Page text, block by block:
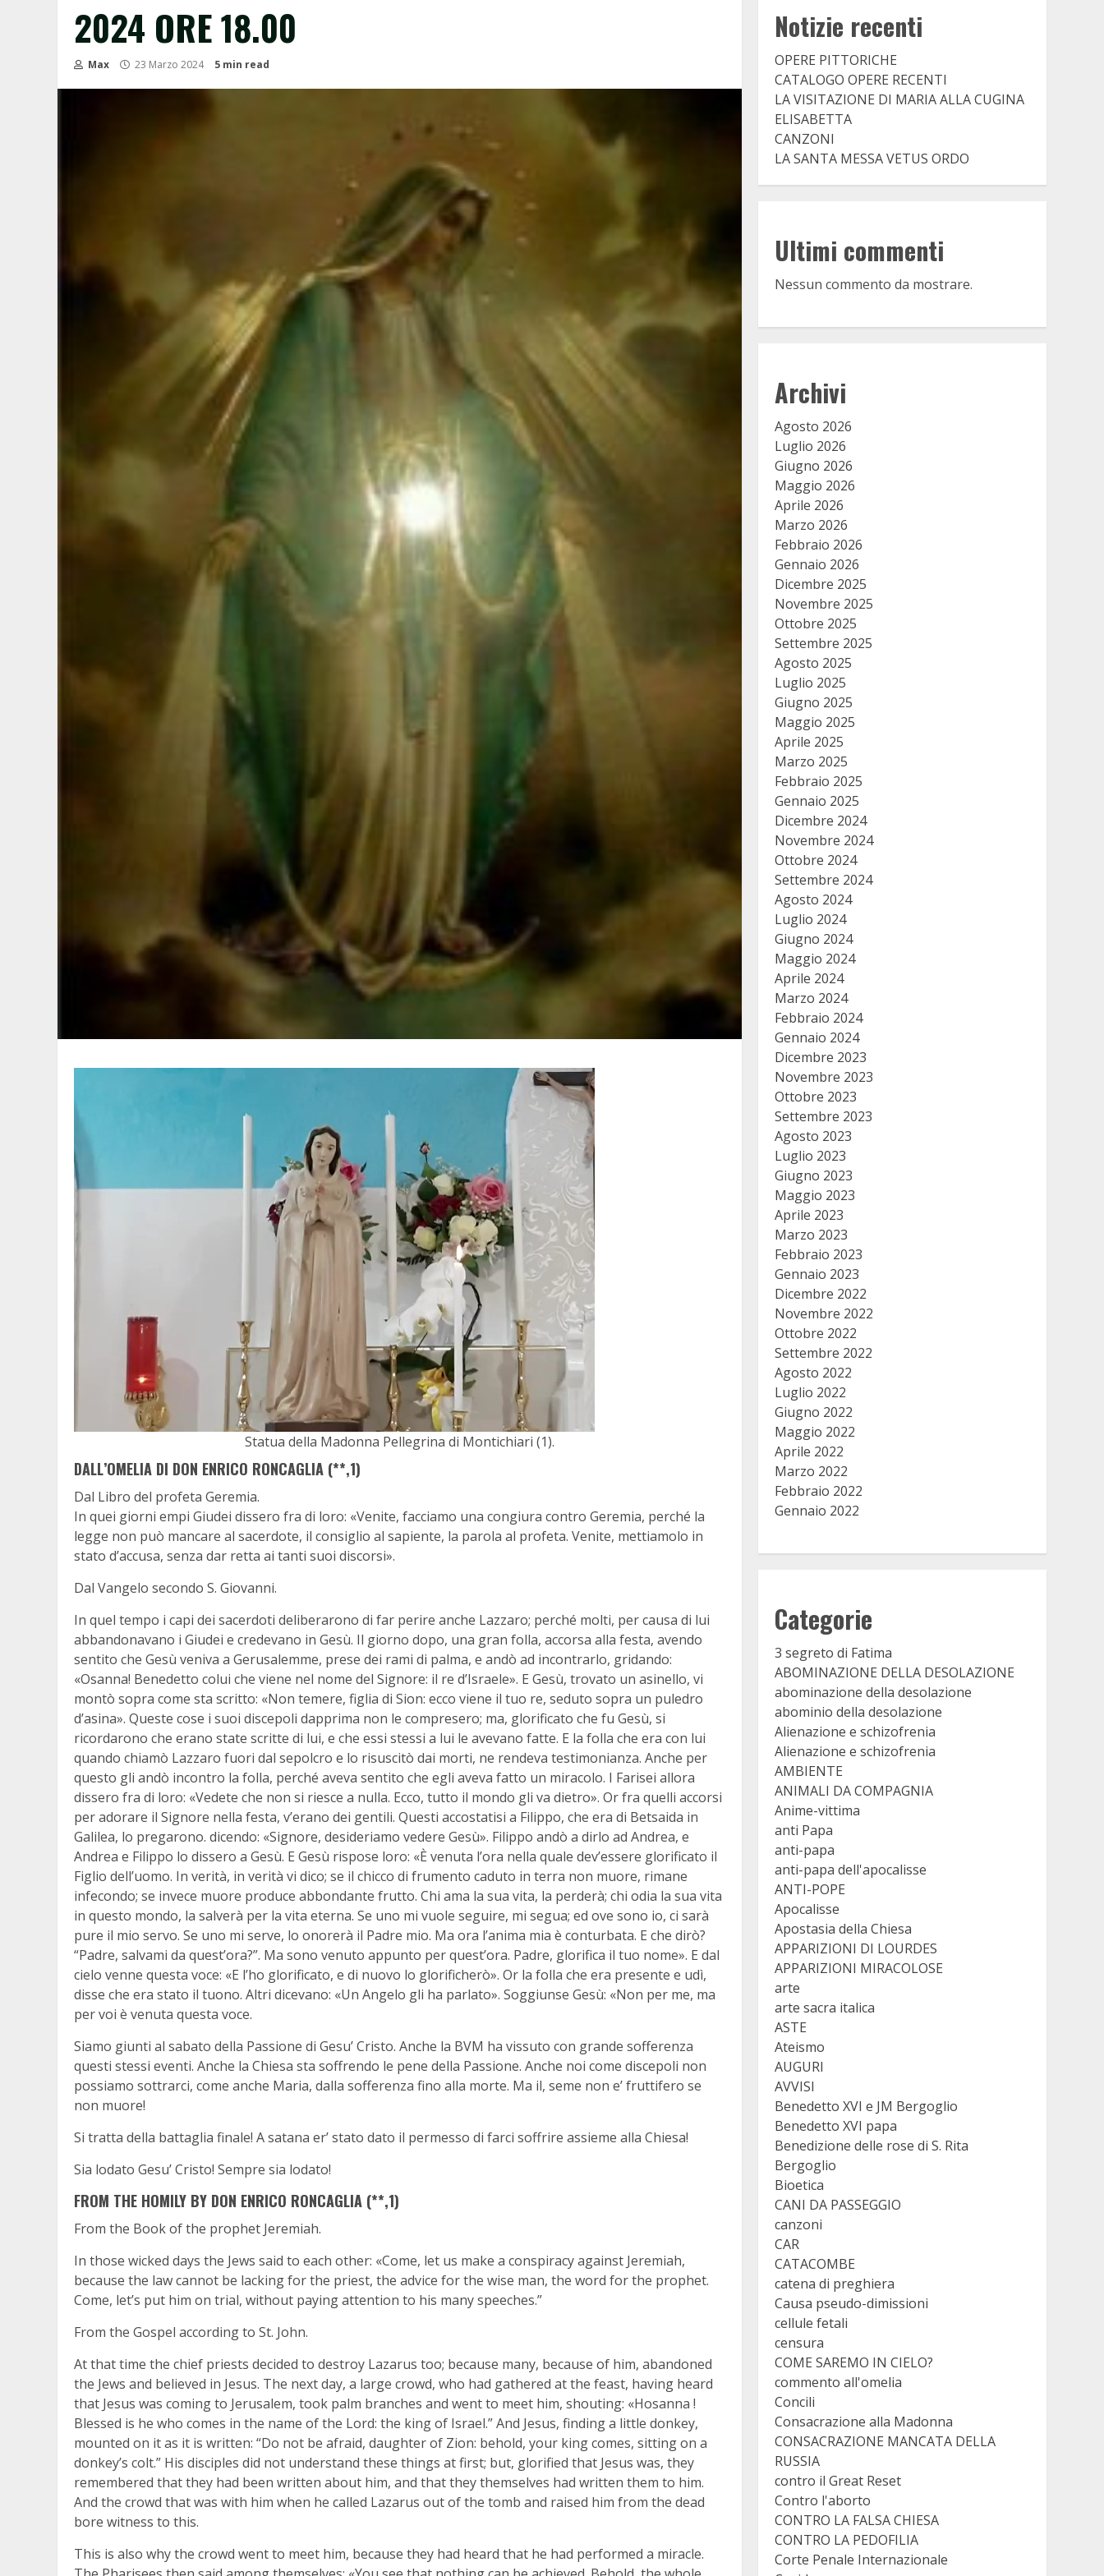
2024 ORE 18.00
Max 23 Marzo 2024 5 min read
Statua della Madonna Pellegrina di Montichiari (1).
DALL’OMELIA DI DON ENRICO RONCAGLIA (**,1)
Dal Libro del profeta Geremia.
In quei giorni empi Giudei dissero fra di loro: «Venite, facciamo una congiura contro Geremia, perché la
legge non può mancare al sacerdote, il consiglio al sapiente, la parola al profeta. Venite, mettiamolo in
stato d’accusa, senza dar retta ai tanti suoi discorsi».
Dal Vangelo secondo S. Giovanni.
In quel tempo i capi dei sacerdoti deliberarono di far perire anche Lazzaro; perché molti, per causa di lui
abbandonavano i Giudei e credevano in Gesù. Il giorno dopo, una gran folla, accorsa alla festa, avendo
sentito che Gesù veniva a Gerusalemme, prese dei rami di palma, e andò ad incontrarlo, gridando:
«Osanna! Benedetto colui che viene nel nome del Signore: il re d’Israele». E Gesù, trovato un asinello, vi
montò sopra come sta scritto: «Non temere, figlia di Sion: ecco viene il tuo re, seduto sopra un puledro
d’asina». Queste cose i suoi discepoli dapprima non le compresero; ma, glorificato che fu Gesù, si
ricordarono che erano state scritte di lui, e che essi stessi a lui le avevano fatte. E la folla che era con lui
quando chiamò Lazzaro fuori dal sepolcro e lo risuscitò dai morti, ne rendeva testimonianza. Anche per
questo gli andò incontro la folla, perché aveva sentito che egli aveva fatto un miracolo. I Farisei allora
dissero fra di loro: «Vedete che non si riesce a nulla. Ecco, tutto il mondo gli va dietro». Or fra quelli accorsi
per adorare il Signore nella festa, v’erano dei gentili. Questi accostatisi a Filippo, che era di Betsaida in
Galilea, lo pregarono. dicendo: «Signore, desideriamo vedere Gesù». Filippo andò a dirlo ad Andrea, e
Andrea e Filippo lo dissero a Gesù. E Gesù rispose loro: «È venuta l’ora nella quale dev’essere glorificato il
Figlio dell’uomo. In verità, in verità vi dico; se il chicco di frumento caduto in terra non muore, rimane
infecondo; se invece muore produce abbondante frutto. Chi ama la sua vita, la perderà; chi odia la sua vita
in questo mondo, la salverà per la vita eterna. Se uno mi vuole seguire, mi segua; ed ove sono io, ci sarà
pure il mio servo. Se uno mi serve, lo onorerà il Padre mio. Ma ora l’anima mia è conturbata. E che dirò?
“Padre, salvami da quest’ora?”. Ma sono venuto appunto per quest’ora. Padre, glorifica il tuo nome». E dal
cielo venne questa voce: «E l’ho glorificato, e di nuovo lo glorificherò». Or la folla che era presente e udì,
disse che era stato il tuono. Altri dicevano: «Un Angelo gli ha parlato». Soggiunse Gesù: «Non per me, ma
per voi è venuta questa voce.
Siamo giunti al sabato della Passione di Gesu’ Cristo. Anche la BVM ha vissuto con grande sofferenza
questi stessi eventi. Anche la Chiesa sta soffrendo le pene della Passione. Anche noi come discepoli non
possiamo sottrarci, come anche Maria, dalla sofferenza fino alla morte. Ma il, seme non e’ fruttifero se
non muore!
Si tratta della battaglia finale! A satana er’ stato dato il permesso di farci soffrire assieme alla Chiesa!
Sia lodato Gesu’ Cristo! Sempre sia lodato!
FROM THE HOMILY BY DON ENRICO RONCAGLIA (**,1)
From the Book of the prophet Jeremiah.
In those wicked days the Jews said to each other: «Come, let us make a conspiracy against Jeremiah,
because the law cannot be lacking for the priest, the advice for the wise man, the word for the prophet.
Come, let’s put him on trial, without paying attention to his many speeches.”
From the Gospel according to St. John.
At that time the chief priests decided to destroy Lazarus too; because many, because of him, abandoned
the Jews and believed in Jesus. The next day, a large crowd, who had gathered at the feast, having heard
that Jesus was coming to Jerusalem, took palm branches and went to meet him, shouting: «Hosanna !
Blessed is he who comes in the name of the Lord: the king of Israel.” And Jesus, finding a little donkey,
mounted on it as it is written: “Do not be afraid, daughter of Zion: behold, your king comes, sitting on a
donkey’s colt.” His disciples did not understand these things at first; but, glorified that Jesus was, they
remembered that they had been written about him, and that they themselves had written them to him.
And the crowd that was with him when he called Lazarus out of the tomb and raised him from the dead
bore witness to this.
This is also why the crowd went to meet him, because they had heard that he had performed a miracle.
Notizie recenti
OPERE PITTORICHE
CATALOGO OPERE RECENTI
LA VISITAZIONE DI MARIA ALLA CUGINA
ELISABETTA
CANZONI
LA SANTA MESSA VETUS ORDO
Ultimi commenti
Nessun commento da mostrare.
Archivi
Agosto 2026
Luglio 2026
Giugno 2026
Maggio 2026
Aprile 2026
Marzo 2026
Febbraio 2026
Gennaio 2026
Dicembre 2025
Novembre 2025
Ottobre 2025
Settembre 2025
Agosto 2025
Luglio 2025
Giugno 2025
Maggio 2025
Aprile 2025
Marzo 2025
Febbraio 2025
Gennaio 2025
Dicembre 2024
Novembre 2024
Ottobre 2024
Settembre 2024
Agosto 2024
Luglio 2024
Giugno 2024
Maggio 2024
Aprile 2024
Marzo 2024
Febbraio 2024
Gennaio 2024
Dicembre 2023
Novembre 2023
Ottobre 2023
Settembre 2023
Agosto 2023
Luglio 2023
Giugno 2023
Maggio 2023
Aprile 2023
Marzo 2023
Febbraio 2023
Gennaio 2023
Dicembre 2022
Novembre 2022
Ottobre 2022
Settembre 2022
Agosto 2022
Luglio 2022
Giugno 2022
Maggio 2022
Aprile 2022
Marzo 2022
Febbraio 2022
Gennaio 2022
Categorie
3 segreto di Fatima
ABOMINAZIONE DELLA DESOLAZIONE
abominazione della desolazione
abominio della desolazione
Alienazione e schizofrenia
Alienazione e schizofrenia
AMBIENTE
ANIMALI DA COMPAGNIA
Anime-vittima
anti Papa
anti-papa
anti-papa dell'apocalisse
ANTI-POPE
Apocalisse
Apostasia della Chiesa
APPARIZIONI DI LOURDES
APPARIZIONI MIRACOLOSE
arte
arte sacra italica
ASTE
Ateismo
AUGURI
AVVISI
Benedetto XVI e JM Bergoglio
Benedetto XVI papa
Benedizione delle rose di S. Rita
Bergoglio
Bioetica
CANI DA PASSEGGIO
canzoni
CAR
CATACOMBE
catena di preghiera
Causa pseudo-dimissioni
cellule fetali
censura
COME SAREMO IN CIELO?
commento all'omelia
Concili
Consacrazione alla Madonna
CONSACRAZIONE MANCATA DELLA
RUSSIA
contro il Great Reset
Contro l'aborto
CONTRO LA FALSA CHIESA
CONTRO LA PEDOFILIA
Corte Penale Internazionale